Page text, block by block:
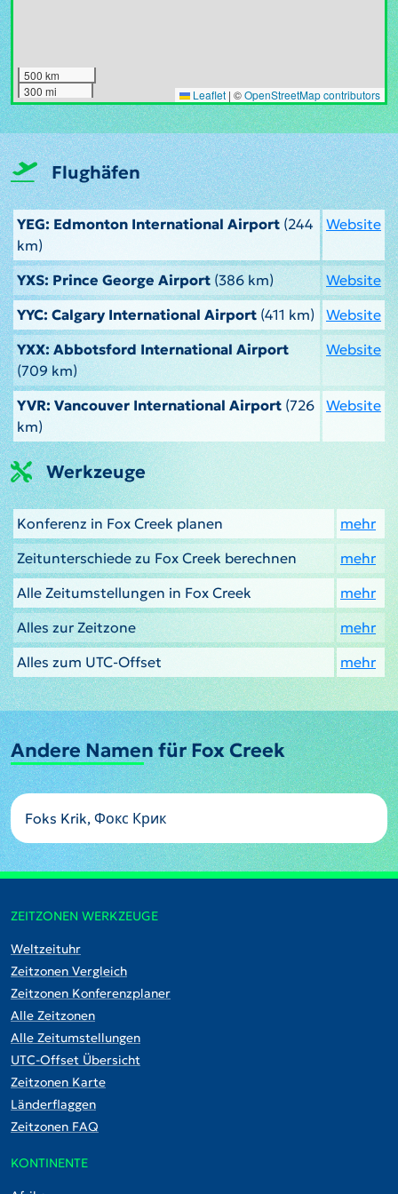
500 km
300 mi
Leaflet | ©OpenStreetMap contributors
Flughäfen
YEG: Edmonton International Airport (244
km)
Website
YXS: Prince George Airport(386 km)
Website
YYC: Calgary International Airport (411 km)
Website
YXX: Abbotsford International Airport
(709 km)
Website
YVR: Vancouver International Airport (726
km)
Website
Werkzeuge
Konferenz in Fox Creek planen
mehr
Zeitunterschiede zu Fox Creek berechnen
mehr
Alle Zeitumstellungen in Fox Creek
mehr
Alles zur Zeitzone
mehr
Alles zum UTC-Offset
mehr
Andere Namen für Fox Creek
Foks Krik, Фокс Крик
ZEITZONEN WERKZEUGE
Weltzeituhr
Zeitzonen Vergleich
Zeitzonen Konferenzplaner
Alle Zeitzonen
Alle Zeitumstellungen
UTC-Offset Übersicht
Zeitzonen Karte
Länderflaggen
Zeitzonen FAQ
KONTINENTE